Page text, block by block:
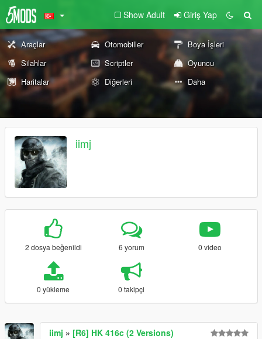
Show Adult Giriş Yap
Araçlar Otomobiller
Boya İşleri
Silahlar
Scriptler
Oyuncu
Haritalar
Diğerleri Daha
iimj
2 dosya beğenildi 6 yorum 0 video
0 yükleme 0 takipçi
iimj » [R6] HK 416c (2 Versions)